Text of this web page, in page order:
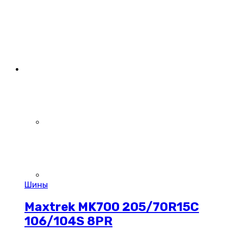
Шины
Maxtrek MK700 205/70R15C
106/104S 8PR